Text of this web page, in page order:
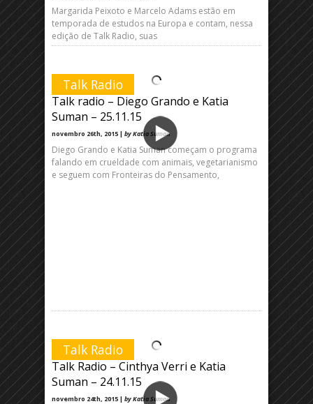
Margarida Peixoto e Marcelo Adams estão em
temporada de estudos na Europa e contam, nessa
edição de Talk Radio, suas
Talk Radio
Talk radio – Diego Grando e Katia
Suman – 25.11.15
novembro 26th, 2015 | by Katia Suman
Diego Grando e Katia Suman começam o programa
falando em crueldade com animais, vegetarianismo
e seguem com Fronteiras do Pensamento,
Talk Radio
Talk Radio – Cinthya Verri e Katia
Suman – 24.11.15
novembro 24th, 2015 | by Katia Suman